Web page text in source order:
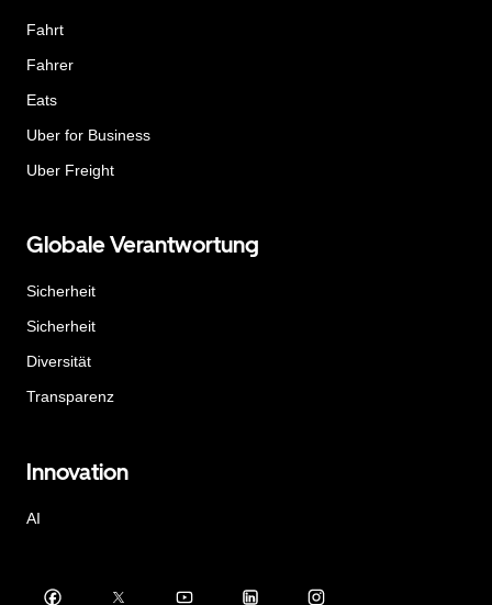
Fahrt
Fahrer
Eats
Uber for Business
Uber Freight
Globale Verantwortung
Sicherheit
Sicherheit
Diversität
Transparenz
Innovation
AI